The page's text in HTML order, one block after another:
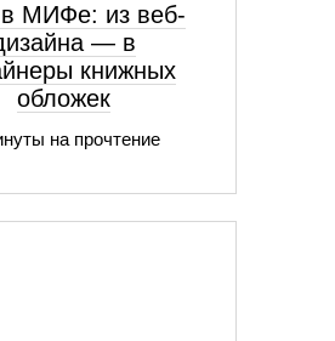
в МИФе: из веб-
— в
книжных
обложек
на прочтение